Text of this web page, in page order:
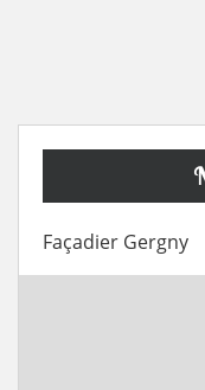
Façadier Gergny